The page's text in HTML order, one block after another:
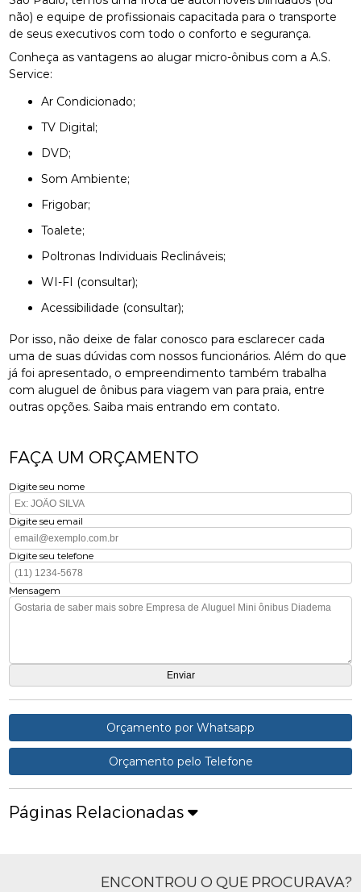
não) e equipe de profissionais capacitada para o transporte
de seus executivos com todo o conforto e segurança.
Conheça as vantagens ao alugar micro-ônibus com a A.S.
Service:
Ar Condicionado;
TV Digital;
DVD;
Som Ambiente;
Frigobar;
Toalete;
Poltronas Individuais Reclináveis;
WI-FI (consultar);
Acessibilidade (consultar);
Por isso, não deixe de falar conosco para esclarecer cada
uma de suas dúvidas com nossos funcionários. Além do que
já foi apresentado, o empreendimento também trabalha
com aluguel de ônibus para viagem van para praia, entre
outras opções. Saiba mais entrando em contato.
FAÇA UM ORÇAMENTO
Digite seu nome
Digite seu email
Digite seu telefone
Mensagem
Orçamento por Whatsapp
Orçamento pelo Telefone
Páginas Relacionadas
ENCONTROU O QUE PROCURAVA?